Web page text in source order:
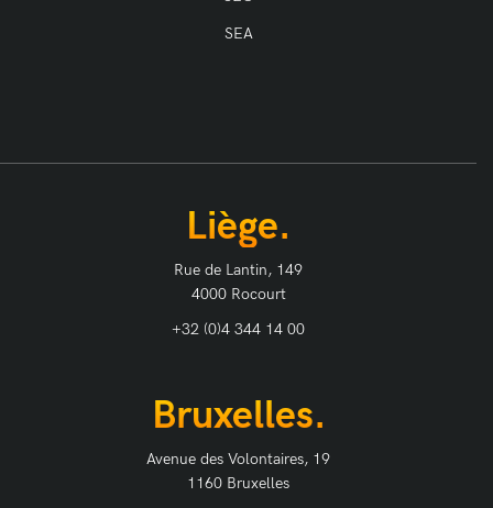
SEA
Liège.
Rue de Lantin, 149
4000 Rocourt
+32 (0)4 344 14 00
Bruxelles.
Avenue des Volontaires, 19
1160 Bruxelles